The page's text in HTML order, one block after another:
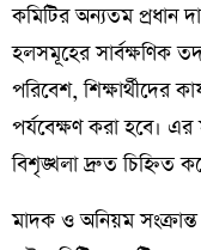
কমিটির অন্যতম প্রধান
হলসমূহের সার্বক্ষণিক
পরিবেশ, শিক্ষার্থীদের
পর্যবেক্ষণ করা হবে।
বিশৃঙ্খলা দ্রুত চিহ্নিত
মাদক ও অনিয়ম সংক্রান্ত